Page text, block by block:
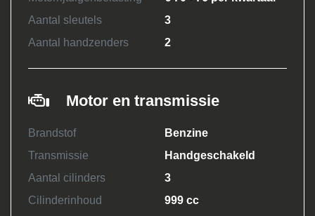
Aantal sleutels
3
Aantal handzenders
2
Motor en transmissie
Brandstof
Benzine
Transmissie
Handgeschakeld
Aantal cilinders
3
Cilinderinhoud
999 cc